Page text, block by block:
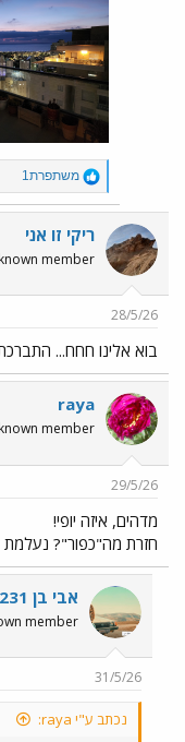
R
e
a
t
i
n
משתפרת1
ריקי זו אני
member
28/5/26
בוא אלינו חחח...
raya
member
29/5/26
מדהים, איזה יופי!
חזרת מה"כפור"? נעלמת
אבי בן 1231
member
31/5/26
נכתב ע"י raya: